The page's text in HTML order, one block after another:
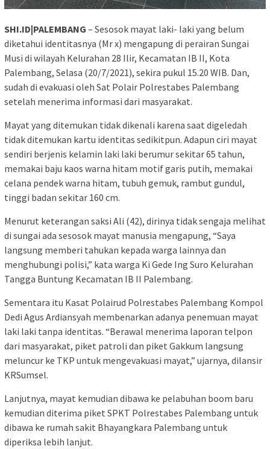
SHI.ID|PALEMBANG – Sesosok mayat laki- laki yang belum
diketahui identitasnya (Mr x) mengapung di perairan Sungai
Musi di wilayah Kelurahan 28 Ilir, Kecamatan IB II, Kota
Palembang, Selasa (20/7/2021), sekira pukul 15.20 WIB. Dan,
sudah di evakuasi oleh Sat Polair Polrestabes Palembang
setelah menerima informasi dari masyarakat.
Mayat yang ditemukan tidak dikenali karena saat digeledah
tidak ditemukan kartu identitas sedikitpun. Adapun ciri mayat
sendiri berjenis kelamin laki laki berumur sekitar 65 tahun,
memakai baju kaos warna hitam motif garis putih, memakai
celana pendek warna hitam, tubuh gemuk, rambut gundul,
tinggi badan sekitar 160 cm.
Menurut keterangan saksi Ali (42), dirinya tidak sengaja melihat
di sungai ada sesosok mayat manusia mengapung, “Saya
langsung memberi tahukan kepada warga lainnya dan
menghubungi polisi,” kata warga Ki Gede Ing Suro Kelurahan
Tangga Buntung Kecamatan IB II Palembang.
Sementara itu Kasat Polairud Polrestabes Palembang Kompol
Dedi Agus Ardiansyah membenarkan adanya penemuan mayat
laki laki tanpa identitas. “Berawal menerima laporan telpon
dari masyarakat, piket patroli dan piket Gakkum langsung
meluncur ke TKP untuk mengevakuasi mayat,” ujarnya, dilansir
KRSumsel.
Lanjutnya, mayat kemudian dibawa ke pelabuhan boom baru
kemudian diterima piket SPKT Polrestabes Palembang untuk
dibawa ke rumah sakit Bhayangkara Palembang untuk
diperiksa lebih lanjut.